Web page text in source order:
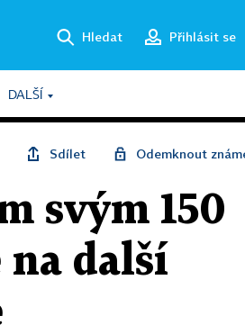
Hledat Přihlásit se
DALŠÍ
Sdílet Odemknout
svým 150
na další